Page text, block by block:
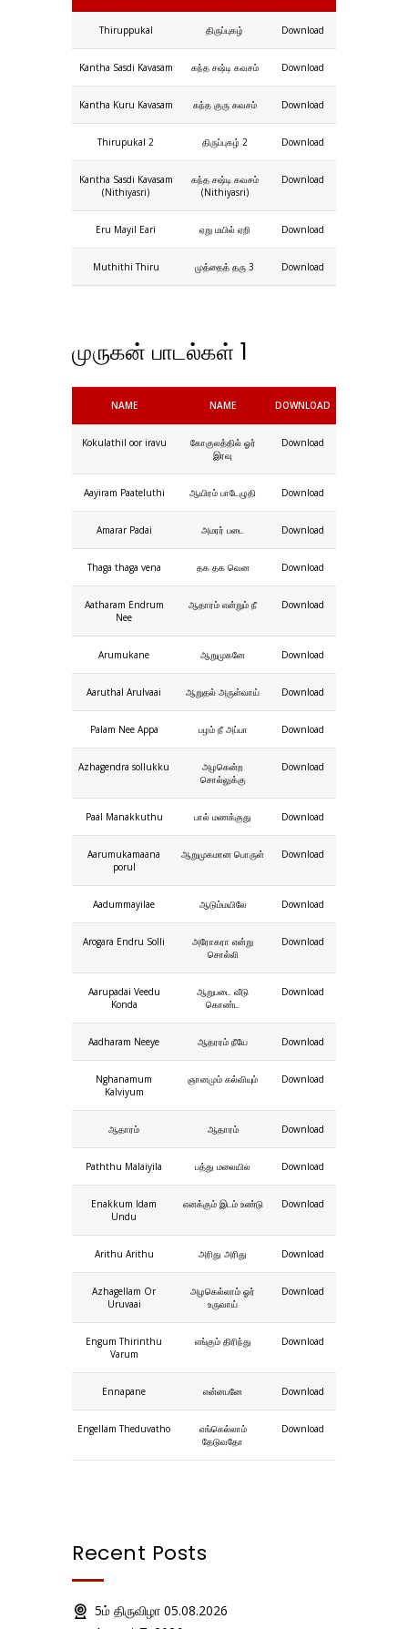
Thiruppukal திருப்புகழ் Download
Kantha Sasdi Kavasam கந்த சஷ்டி கவசம் Download
Kantha Kuru Kavasam கந்த குரு கவசம் Download
Thirupukal 2 திருப்புகழ் 2 Download
Kantha Sasdi Kavasam
(Nithiyasri)
கந்த சஷ்டி கவசம்
(Nithiyasri)
Download
Eru Mayil Eari ஏறு மயில் ஏறி Download
Muthithi Thiru முத்தைத் தரு 3 Download
முருகன் பாடல்கள் 1
NAME NAME DOWNLOAD
Kokulathil oor iravu
கோகுலத்தில் ஓர்
இரவு
Download
Aayiram Paateluthi ஆயிரம் பாடேழுதி Download
Amarar Padai அமரர் படை Download
Thaga thaga vena தக தக வென Download
Aatharam Endrum
Nee
ஆதாரம் என்றும் நீ Download
Arumukane ஆறுமுகனே Download
Aaruthal Arulvaai ஆறுதல் அருள்வாய் Download
Palam Nee Appa பழம் நீ அப்பா Download
Azhagendra sollukku
அழகென்ற
சொல்லுக்கு
Download
Paal Manakkuthu பால் மணக்குது Download
Aarumukamaana
porul
ஆறுமுகமான பொருள் Download
Aadummayilae ஆடும்மயிலே Download
Arogara Endru Solli
அரோகரா என்று
சொல்லி
Download
Aarupadai Veedu
Konda
ஆறுபடை வீடு
கொண்ட
Download
Aadharam Neeye ஆதரரம் நீயே Download
Nghanamum
Kalviyum
ஞானமும் கல்வியும் Download
ஆதாரம் ஆதாரம் Download
Paththu Malaiyila பத்து மலையில Download
Enakkum Idam
Undu
எனக்கும் இடம் உண்டு Download
Arithu Arithu அரிது அரிது Download
Azhagellam Or
Uruvaai
அழகெல்லாம் ஓர்
உருவாய்
Download
Engum Thirinthu
Varum
எங்கும் திரிந்து Download
Ennapane என்னபனே Download
Engellam Theduvatho
எங்கெல்லாம்
தேடுவதோ
Download
Recent Posts
5ம் திருவிழா 05.08.2026